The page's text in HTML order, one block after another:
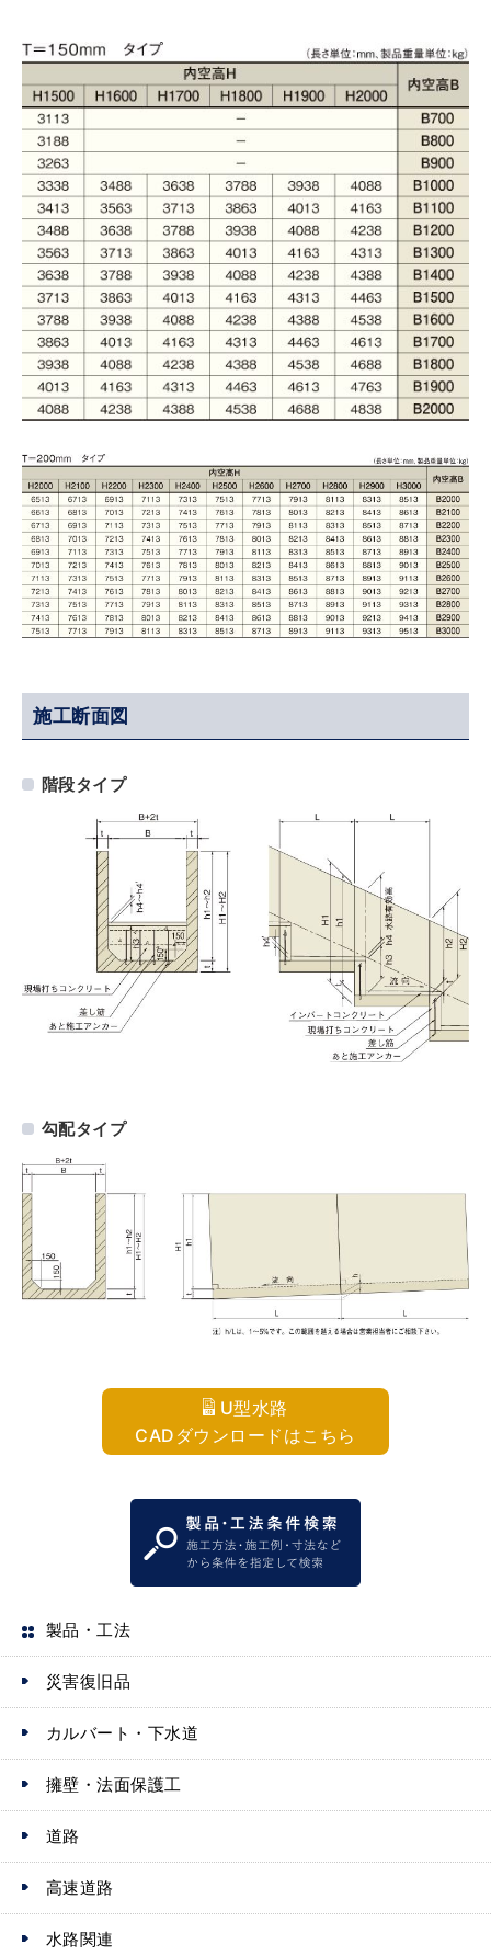
施工断面図
階段タイプ
勾配タイプ
U型水路
CADダウンロードはこちら
製品・工法
災害復旧品
カルバート・下水道
擁壁・法面保護工
道路
高速道路
水路関連